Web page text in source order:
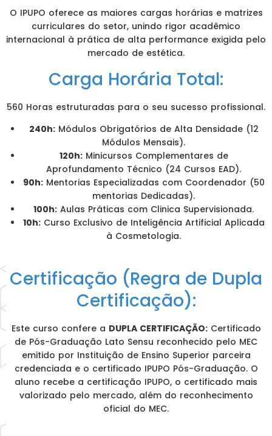
O IPUPO oferece as maiores cargas horárias e matrizes
curriculares do setor, unindo rigor acadêmico
internacional à prática de alta performance exigida pelo
mercado de estética.
Carga Horária Total:
560 Horas estruturadas para o seu sucesso profissional.
240h:Módulos Obrigatórios de Alta Densidade (12
Módulos Mensais).
120h:Minicursos Complementares de
Aprofundamento Técnico (24 Cursos EAD).
90h:Mentorias Especializadas com Coordenador (50
mentorias Dedicadas).
100h: Aulas Práticas com Clinica Supervisionada.
10h:Curso Exclusivo de Inteligência Artificial Aplicada
à Cosmetologia.
Certificação (Regra de Dupla
Certificação):
Este curso confere a DUPLA CERTIFICAÇÃO:Certificado
de Pós-Graduação Lato Sensu reconhecido pelo MEC
emitido por Instituição de Ensino Superior parceira
credenciada e o certificado IPUPO Pós-Graduação. O
aluno recebe a certificação IPUPO, o certificado mais
valorizado pelo mercado, além do reconhecimento
oficial do MEC.